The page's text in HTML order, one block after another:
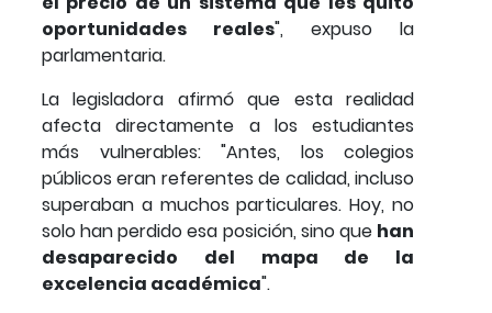
oportunidades reales", expuso la
parlamentaria.
La legisladora afirmó que esta realidad
afecta directamente a los estudiantes
más vulnerables: "Antes, los colegios
públicos eran referentes de calidad, incluso
superaban a muchos particulares. Hoy, no
solo han perdido esa posición, sino que han
desaparecido del mapa de la
excelencia académica".